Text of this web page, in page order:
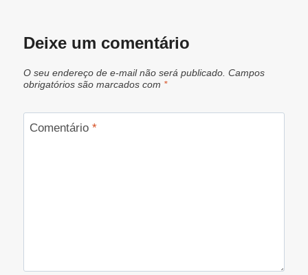
Deixe um comentário
O seu endereço de e-mail não será publicado. Campos
obrigatórios são marcados com *
Comentário *